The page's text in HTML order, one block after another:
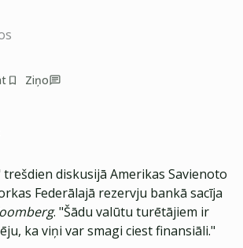
Ziņo
diskusijā Amerikas Savienoto
Federālajā rezervju bankā sacīja
. "Šādu valūtu turētājiem ir
ka viņi var smagi ciest finansiāli."